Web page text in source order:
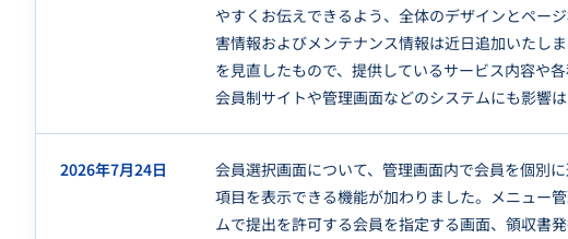
やすくお伝えできるよう、全体のデザインとペー
害情報およびメンテナンス情報は近日追加いたし
を見直したもので、提供しているサービス内容や
会員制サイトや管理画面などのシステムにも影響は
2026年7月24日
会員選択画面について、管理画面内で会員を個別
項目を表示できる機能が加わりました。メニュー
ムで提出を許可する会員を指定する画面、領収書